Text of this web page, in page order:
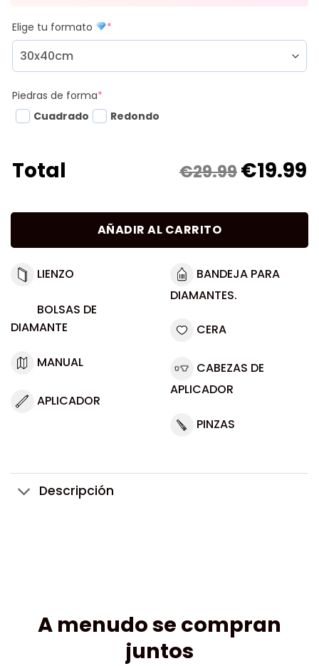
Elige tu formato *
Piedras de forma*
Cuadrado
Redondo
Total €29.99€19.99
AÑADIR AL CARRITO
LIENZO
BOLSAS DE
DIAMANTE
MANUAL
APLICADOR
BANDEJA PARA
DIAMANTES.
CERA
CABEZAS DE
APLICADOR
PINZAS
Descripción
A menudo se compran
juntos